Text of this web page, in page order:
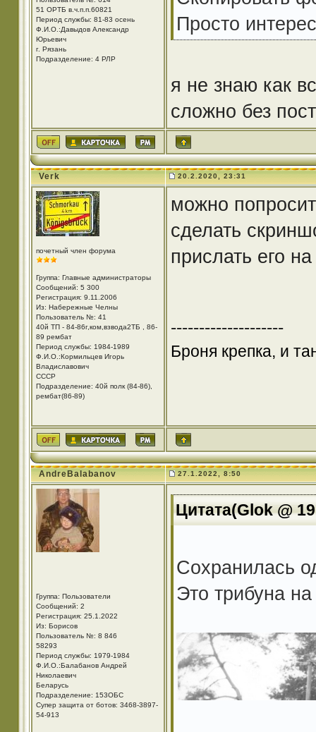
51 ОРТБ в.ч.п.п.60821
Период службы: 81-83 осень
Ф.И.О.:Давыдов Александр
Юрьевич
г. Рязань
Подразделение: 4 РЛР
Просто
я не знаю как
сложно без
Verk 20.2.2020, 23:31
почетный член форума
Группа: Главные администраторы
Сообщений: 5 300
Регистрация: 9.11.2006
Из: Набережные Челны
Пользователь №: 41
40й ТП - 84-86г,ком,взвода2ТБ , 86-
89 рембат
Период службы: 1984-1989
Ф.И.О.:Кормильцев Игорь
Владиславович
СССР
Подразделение: 40й полк (84-86),
рембат(86-89)
можно
сделать
прислать его на
--------------------
Броня крепка, и
AndreBalabanov 27.1.2022, 8:50
Группа: Пользователи
Сообщений: 2
Регистрация: 25.1.2022
Из: Борисов
Пользователь №: 8 846
58293
Период службы: 1979-1984
Ф.И.О.:Балабанов Андрей
Николаевич
Беларусь
Подразделение: 153ОБС
Супер защита от ботов: 3468-3897-
54-913
Цитата(Glok @
Сохранилась
Это трибуна